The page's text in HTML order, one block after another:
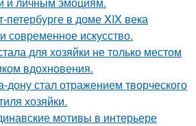
петербурге в доме XIX века
современное искусство.
для хозяйки не только местом
вдохновения.
стал отражением творческого
хозяйки.
мотивы в интерьере